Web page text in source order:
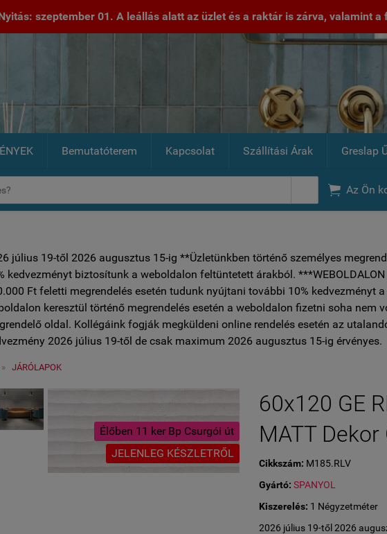
szeptember 01. A leállás alatt az üzlet és a raktár is zárva, valamint
Bemutatóterem Kapcsolat Szállítási Árak Greslap
 Az Ön
július 19-től 2026 augusztus 15-ig **Üzletünkben történő személyes
kedvezményt biztosítunk a weboldalon feltüntetett árakból. ***WEBOLDALON
Ft feletti megrendelés esetén tudunk nyújtani további 10% kedvezményt
keresztül történő megrendelés esetén a weboldalon fizetni soha nem
oldal. Kollégáink fogják megküldeni online rendelés esetén az
2026 július 19-től de csak maximum 2026 augusztus 15-ig érvényes.
» JÁRÓLAPOK
Élőben 11 ker Bp Csurgói út
JELENLEG KÉSZLETRŐL
60x120 GE
MATT Dekor
Cikkszám: M185.RLV
Gyártó:SPANYOL
Kiszerelés: 1 Négyzetméter
2026 július 19-től 2026